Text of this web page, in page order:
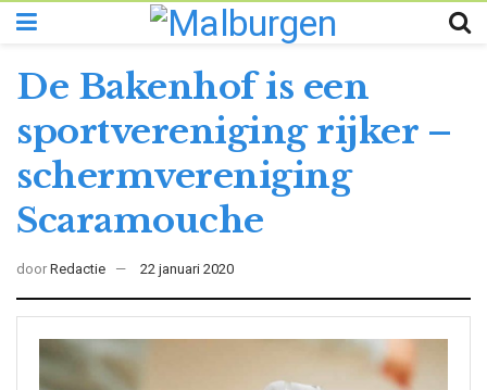
De Bakenhof is een
sportvereniging rijker –
schermvereniging
Scaramouche
door Redactie 22 januari 2020